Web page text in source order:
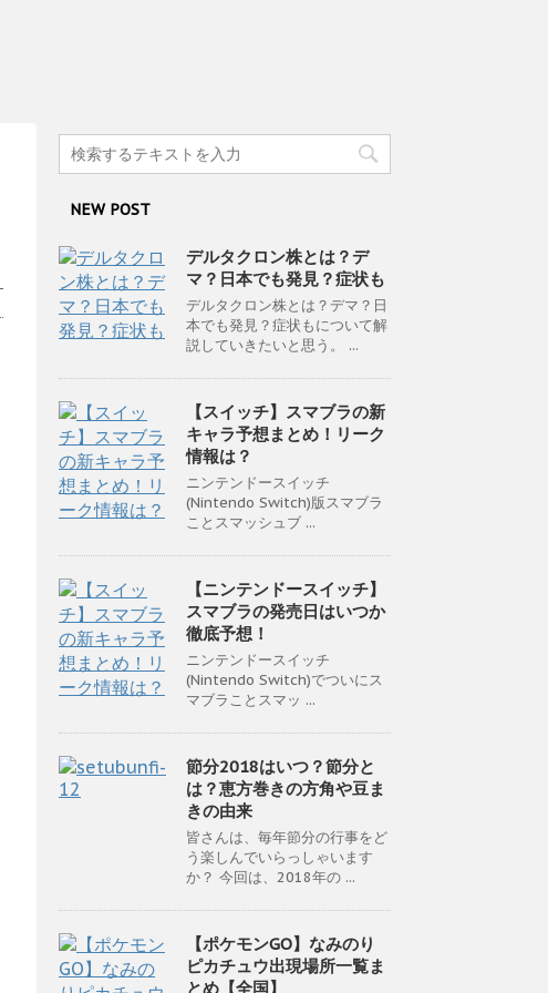
NEW POST
デルタクロン株とは？デ
マ？日本でも発見？症状も
デルタクロン株とは？デマ？日
本でも発見？症状もについて解
説していきたいと思う。 ...
【スイッチ】スマブラの新
キャラ予想まとめ！リーク
情報は？
ニンテンドースイッチ
(Nintendo Switch)版スマブラ
ことスマッシュブ ...
【ニンテンドースイッチ】
スマブラの発売日はいつか
徹底予想！
ニンテンドースイッチ
(Nintendo Switch)でついにス
マブラことスマッ ...
節分2018はいつ？節分と
は？恵方巻きの方角や豆ま
きの由来
皆さんは、毎年節分の行事をど
う楽しんでいらっしゃいます
か？ 今回は、2018年の ...
【ポケモンGO】なみのり
ピカチュウ出現場所一覧ま
とめ【全国】